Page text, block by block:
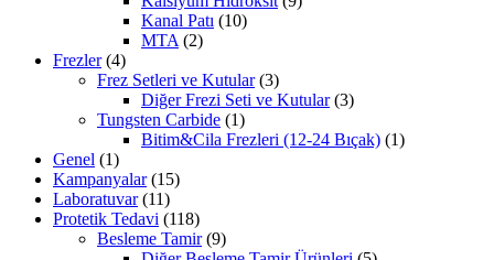
Kanal Patı (10)
MTA (2)
Frezler (4)
Frez Setleri ve Kutular (3)
Diğer Frezi Seti ve Kutular (3)
Tungsten Carbide (1)
Bitim&Cila Frezleri (12-24 Bıçak) (1)
Genel (1)
Kampanyalar (15)
Laboratuvar (11)
Protetik Tedavi (118)
Besleme Tamir (9)